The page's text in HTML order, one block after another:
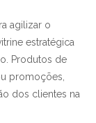
agilizar o
estratégica
Produtos de
promoções,
dos clientes na